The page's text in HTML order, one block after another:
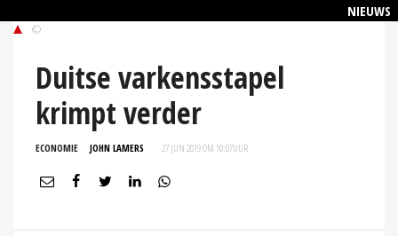
NIEUWS
©
Duitse varkensstapel
krimpt verder
ECONOMIE JOHN LAMERS 27 JUN 2019 OM 10:07UUR